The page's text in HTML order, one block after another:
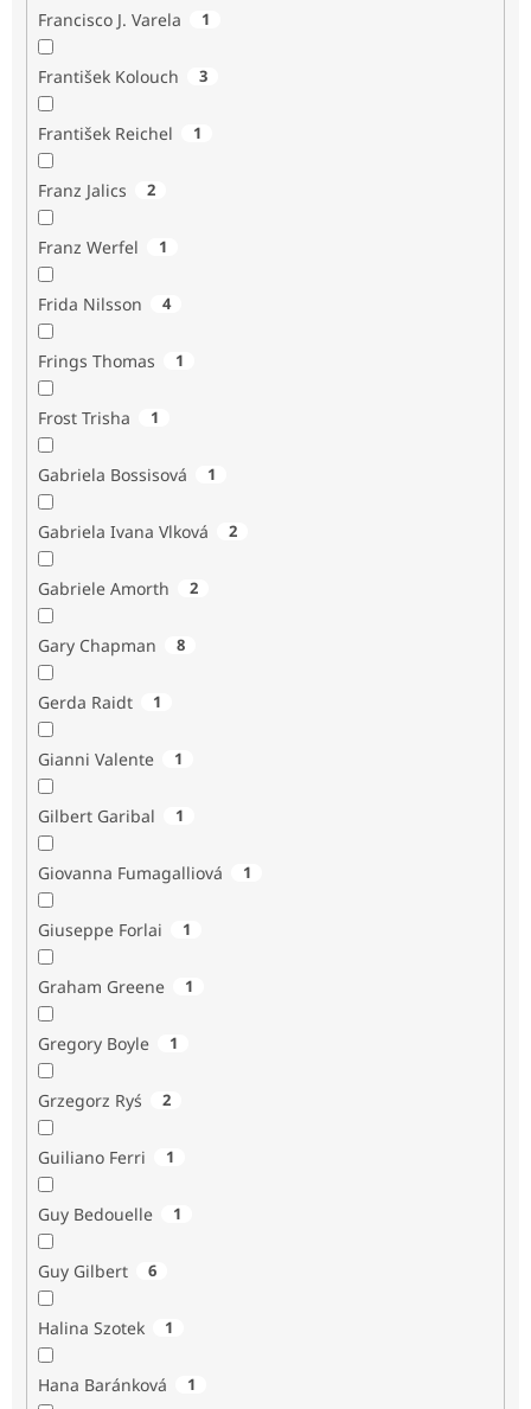
Francisco J. Varela 1
František Kolouch 3
František Reichel 1
Franz Jalics 2
Franz Werfel 1
Frida Nilsson 4
Frings Thomas 1
Frost Trisha 1
Gabriela Bossisová 1
Gabriela Ivana Vlková 2
Gabriele Amorth 2
Gary Chapman 8
Gerda Raidt 1
Gianni Valente 1
Gilbert Garibal 1
Giovanna Fumagalliová 1
Giuseppe Forlai 1
Graham Greene 1
Gregory Boyle 1
Grzegorz Ryś 2
Guiliano Ferri 1
Guy Bedouelle 1
Guy Gilbert 6
Halina Szotek 1
Hana Baránková 1